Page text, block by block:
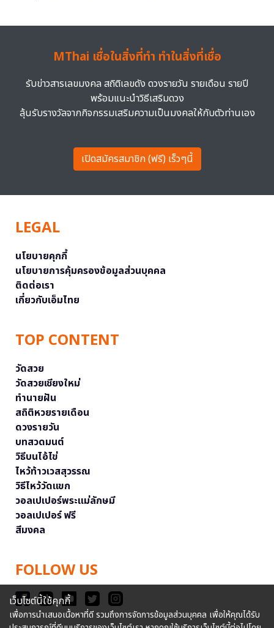
MThai เชื่อในสิ่งที่ทำ ทำในสิ่งที่เชื่อ
รับข่าวสารเลขมงคล สถิติเลขดัง ดวงรายวัน รายเดือน รายปี
พร้อมแนะนำวิธีเสริมดวง
ลุ้นรับรางวัลจากกิจกรรมเสริมความเป็นมงคลให้กับตัวท่านเอง
เปิดสมัครสมาชิก (ฟรี) เร็วๆนี้
LEGAL
นโยบายคุกกี้
นโยบายการคุ้มครองข้อมูลส่วนบุคคล
ติดต่อเรา
เกี่ยวกับเอ็มไทย
TOP CONTENT
วัดสวย
วัดสวยเชียงใหม่
ทำนายฝัน
สถิติหวยรายเดือน
ดวงรายวัน
บทสวดมนต์
วิธีบนไอ้ไข่
ไหว้ท้าวเวสสุวรรณ
วิธีไหว้วัดแขก
วอลเปเปอร์พระแม่ลักษมี
วอลเปเปอร์ ฟรี
สีมงคล
FOLLOW US
เว็บไซต์นี้ใช้คุกกี้
เพื่อการนำเสนอเนื้อหาที่ดี รวมถึงการจัดการข้อมูลส่วนบุคคล เพื่อให้คุณได้รับ